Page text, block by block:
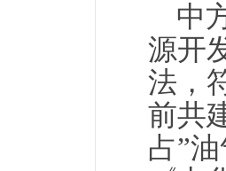
中
源开
法，
前共
占”